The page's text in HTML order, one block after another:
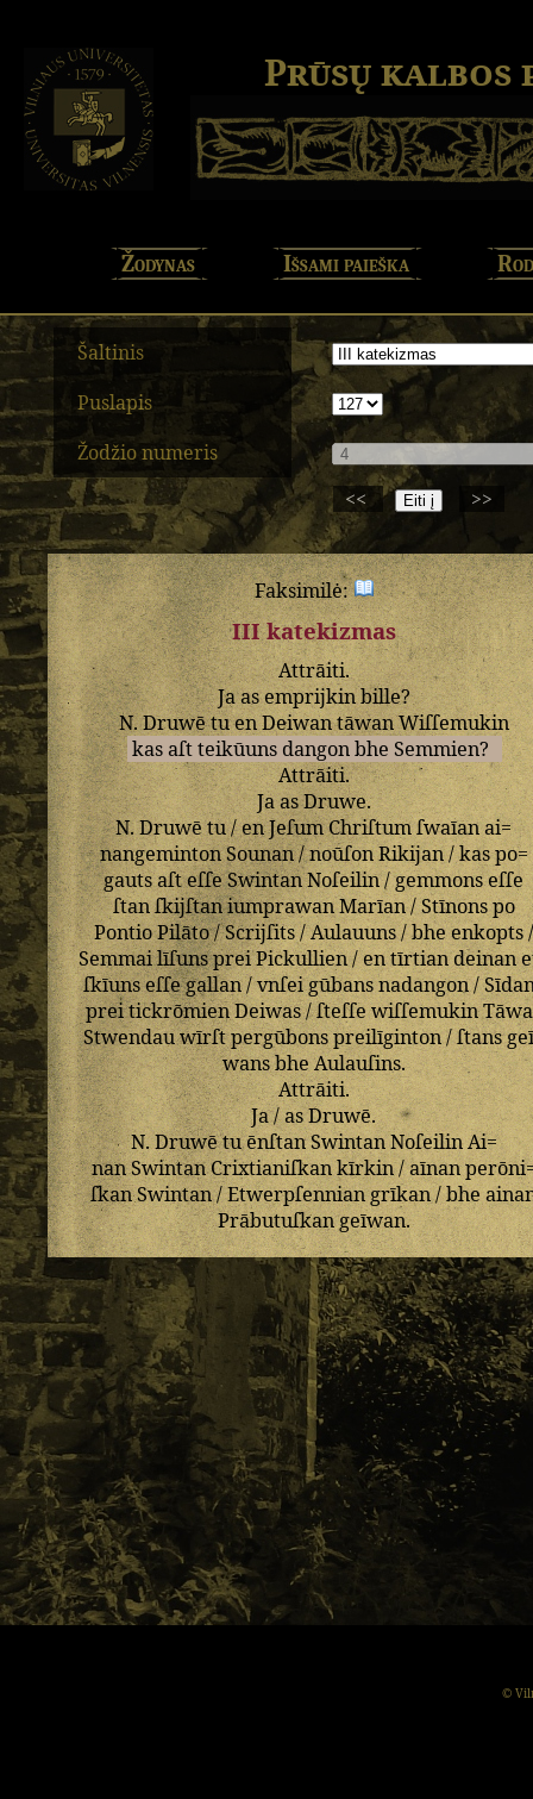
Prūsų kalbos
Žodynas Išsami paieška
Šaltinis
Puslapis
Žodžio numeris
<<
>>
Faksimilė:
III katekizmas
Attrāiti.
Jaasemprijkinbille?
N.DruwētuenDeiwantāwanWiſſemukin
kas aſt teikūuns dangon bhe Semmien?
Attrāiti.
JaasDruwe.
N.Druwētu/enJeſumChriſtumſwaīan ai=
nangemintonSounan/noūſonRikijan/kaspo=
gautsaſteſſeSwintanNoſeilin/gemmonseſſe
ſtanſkijſtaniumprawanMarīan/Stīnonspo
PontioPilāto/Scrijſits/Aulauuns/bheenkopts/
SemmailīſunspreiPickullien/entīrtiandeinan
ſkīuns eſſegallan/vnſeigūbans nadangon/
preitickrōmienDeiwas/ſteſſe wiſſemukin
Stwendauwīrſtpergūbonspreilīginton/ſtans
wansbhe Aulauſins.
Attrāiti.
Ja/as Druwē.
N.DruwētuēnſtanSwintanNoſeilinAi=
nanSwintanCrixtianiſkankīrkin/aīnan
ſkanSwintan/Etwerpſenniangrīkan/bhe
Prābutuſkangeīwan.
©